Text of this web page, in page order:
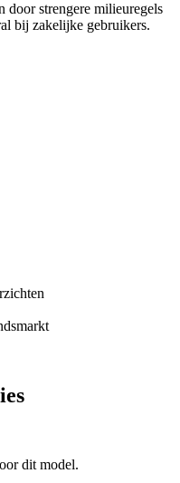
door strengere milieuregels
bij zakelijke gebruikers.
dit model.